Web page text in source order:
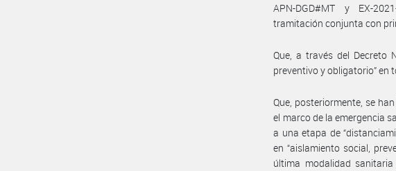
APN-DGD#MT y EX-
tramitación conjunta con
Que, a través del Decreto
preventivo y obligatorio” en
Que, posteriormente, se
el marco de la emergencia
a una etapa de
en “aislamiento social,
última modalidad